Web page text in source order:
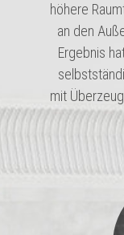
höhere
an den
Ergebnis
mit